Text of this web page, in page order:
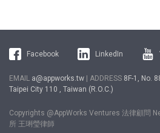
Facebook LinkedIn
EMAIL a@appworks.tw | ADDRESS 8F-1, No.
Taipei City 110 , Taiwan (R.O.C.)
Copyrights @AppWorks Ventures 法律顧問
所 王琍瑩律師